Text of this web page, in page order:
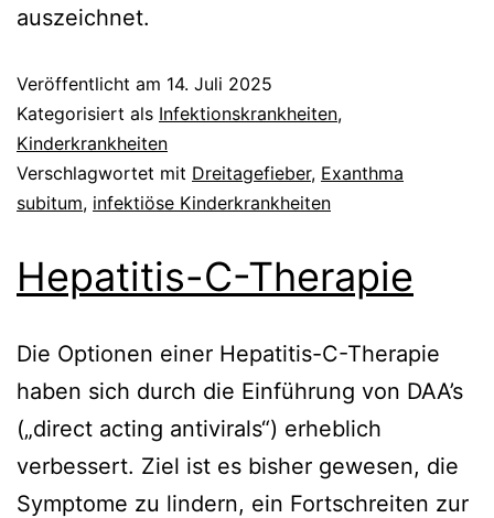
auszeichnet.
Veröffentlicht am 14. Juli 2025
Kategorisiert als Infektionskrankheiten,
Kinderkrankheiten
Verschlagwortet mit Dreitagefieber, Exanthma
subitum, infektiöse Kinderkrankheiten
Hepatitis-C-Therapie
Die Optionen einer Hepatitis-C-Therapie
haben sich durch die Einführung von DAA’s
(„direct acting antivirals“) erheblich
verbessert. Ziel ist es bisher gewesen, die
Symptome zu lindern, ein Fortschreiten zur